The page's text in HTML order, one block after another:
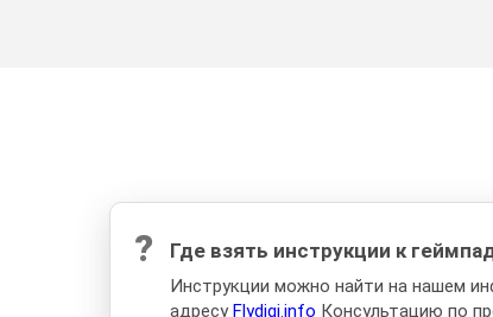
? Где взять инструкции к
Инструкции можно найти на нашем
адресуFlydigi.info Консультацию по